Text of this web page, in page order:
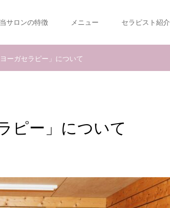
当サロンの特徴 メニュー セラピスト紹介
ーガセラピー」について
ピー」について